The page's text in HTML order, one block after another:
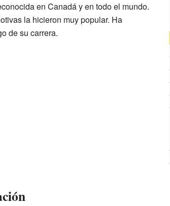
en Canadá y en todo el mundo.
la hicieron muy popular. Ha
de su carrera.